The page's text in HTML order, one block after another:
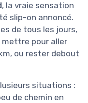
, la vraie sensation
slip-on annoncé.
de tous les jours,
mettre pour aller
ou rester debout
situations :
de chemin en